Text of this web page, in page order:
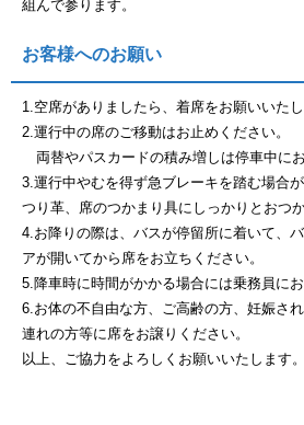
組んで参ります。
お客様へのお願い
1.空席がありましたら、着席をお願いいたし
2.運行中の席のご移動はお止めください。
両替やパスカードの積み増しは停車中にお
3.運行中やむを得ず急ブレーキを踏む場合
つり革、席のつかまり具にしっかりとおつ
4.お降りの際は、バスが停留所に着いて、
アが開いてから席をお立ちください。
5.降車時に時間がかかる場合には乗務員にお
6.お体の不自由な方、ご高齢の方、妊娠さ
連れの方等に席をお譲りください。
以上、ご協力をよろしくお願いいたします。